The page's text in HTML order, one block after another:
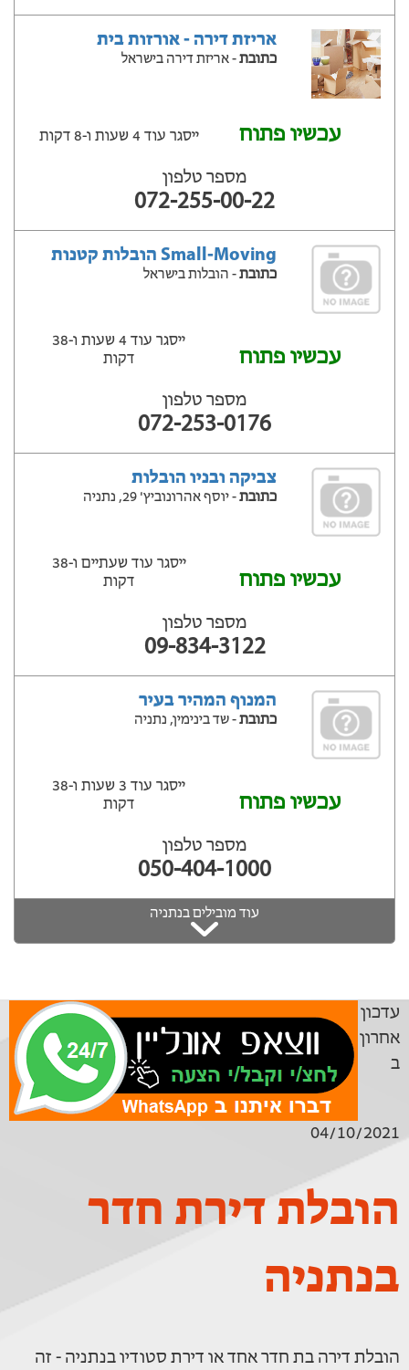
אריזת דירה - אורזות בית
כתובת- אריזת דירה בישראל
עכשיו פתוח ייסגר עוד 4 שעות ‫ו-8 דקות
מספר טלפון
072-255-00-22
Small-Moving הובלות קטנות
כתובת- הובלות בישראל
עכשיו פתוח
ייסגר עוד 4 שעות ‫ו-38
דקות
מספר טלפון
072-253-0176
צביקה ובניו הובלות
כתובת- יוסף אהרונוביץ' 29, נתניה
עכשיו פתוח
ייסגר עוד שעתיים ‫ו-38
דקות
מספר טלפון
09-834-3122
המנוף המהיר בעיר
כתובת- שד בינימין, נתניה
עכשיו פתוח
ייסגר עוד 3 שעות ‫ו-38
דקות
מספר טלפון
050-404-1000
עוד מובילים בנתניה
עדכון
אחרון
ב
04/10/2021
הובלת דירת חדר
בנתניה
הובלת דירה בת חדר אחד או דירת סטודיו בנתניה - זה